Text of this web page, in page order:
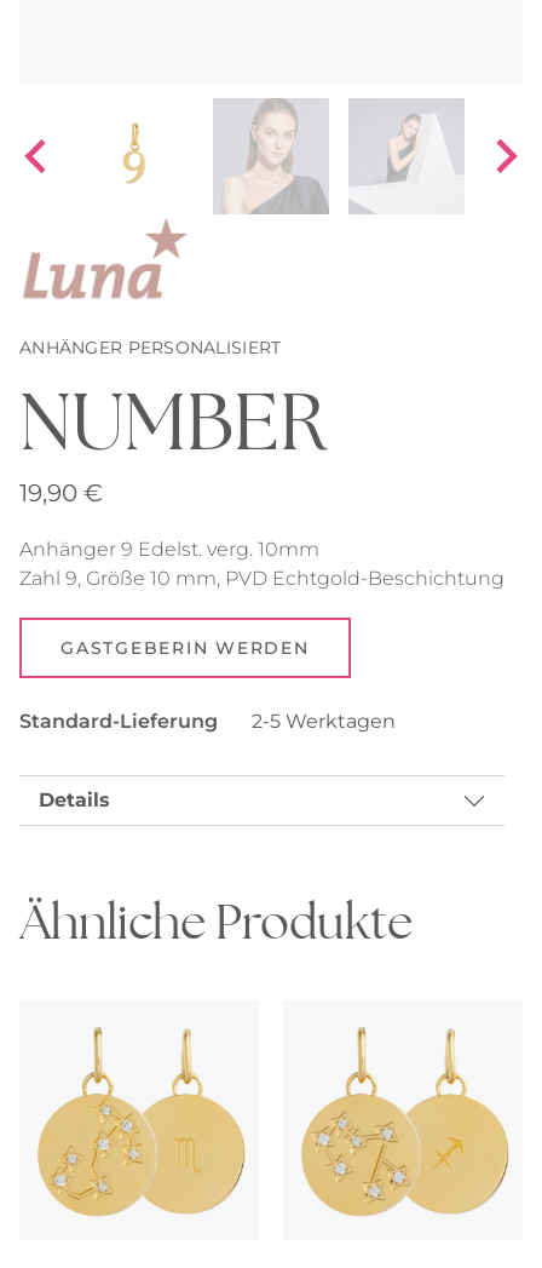
ANHÄNGER PERSONALISIERT
NUMBER
19,90 €
Anhänger 9 Edelst. verg. 10mm
Zahl 9, Größe 10 mm, PVD Echtgold-Beschichtung
GASTGEBERIN WERDEN
Standard-Lieferung 2-5 Werktagen
Details
Ähnliche Produkte